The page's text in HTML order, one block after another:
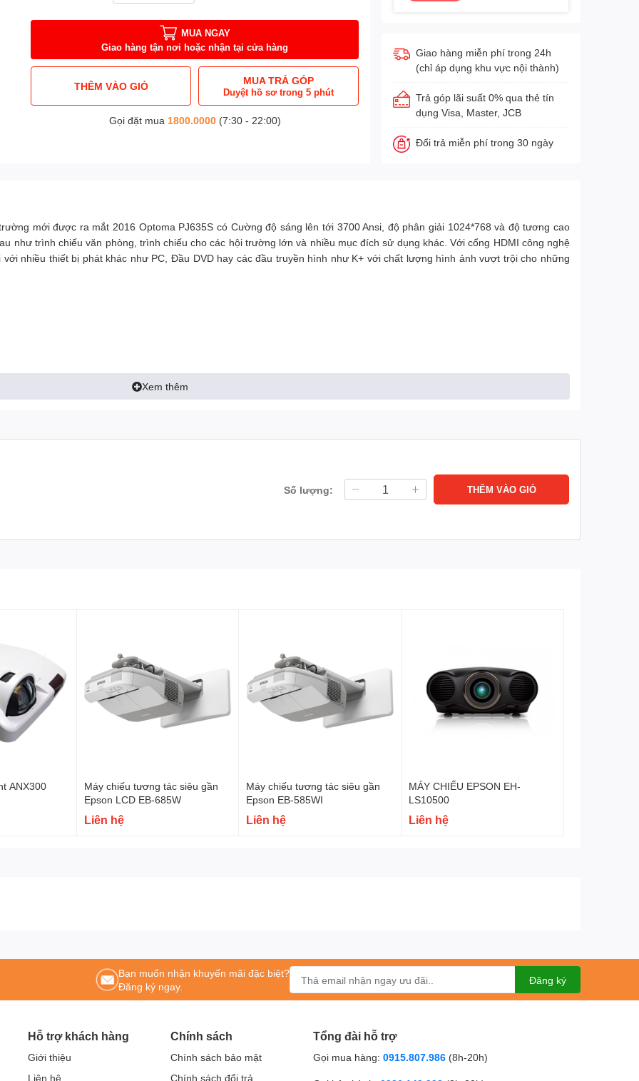
MUA NGAY
Giao hàng tận nơi hoặc nhận tại cửa hàng
THÊM VÀO GIỎ MUA TRẢ GÓP
Duyệt hồ sơ trong 5 phút
Gọi đặt mua 1800.0000(7:30 - 22:00)
Giao hàng miễn phí trong 24h
(chỉ áp dụng khu vực nội thành)
Trả góp lãi suất 0% qua thẻ tín
dụng Visa, Master, JCB
Đổi trả miễn phí trong 30 ngày
mới được ra mắt 2016 Optoma PJ635S có Cường độ sáng lên tới 3700 Ansi, độ phân giải 1024*768 và độ tương cao
như trình chiếu văn phòng, trình chiếu cho các hội trường lớn và nhiều mục đích sử dụng khác. Với cổng HDMI công nghệ
nhiều thiết bị phát khác như PC, Đầu DVD hay các đầu truyền hình như K+ với chất lượng hình ảnh vượt trội cho những
B x 1 (Service/mouse)
Máy chiếu, Màn hình tương tác thông minh, bảng tương tác thông minh, Khung tương tác thông minh, bục giảng thông
Motion Magix, PKLNS..
– Sản phẩm chính hãng – Dịch vụ nhanh nhất
hàng liên hệ:
Xem thêm
Số lượng: THÊM VÀO GIỎ
ANX300
Máy chiếu tương tác siêu gần
Epson LCD EB-685W
Liên hệ
Máy chiếu tương tác siêu gần
Epson EB-585WI
Liên hệ
MÁY CHIẾU EPSON EH-
LS10500
Liên hệ
Bạn muốn nhận khuyến mãi đặc biệt?
Đăng ký ngay.
Đăng ký
Hỗ trợ khách hàng
Giới thiệu
Liên hệ
Chính sách
Chính sách bảo mật
Chính sách đổi trả
Tổng đài hỗ trợ
Gọi mua hàng: 0915.807.986 (8h-20h)